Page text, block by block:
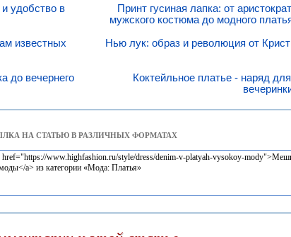
удобство в
известных
до вечернего
Принт гусиная лапка: от
мужского костюма до модного
Нью лук: образ и революция от
Коктейльное платье - наряд
НА СТАТЬЮ В РАЗЛИЧНЫХ ФОРМАТАХ